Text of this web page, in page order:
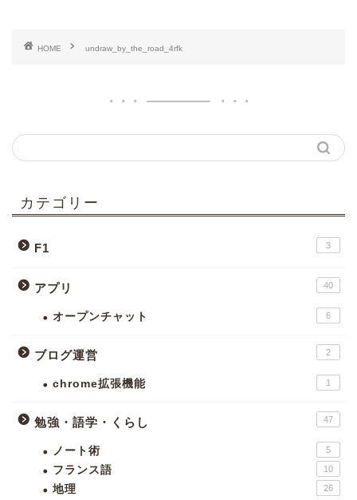
HOME undraw_by_the_road_4rfk
カテゴリー
F1 3
アプリ 40
オープンチャット 6
ブログ運営 2
chrome拡張機能 1
勉強・語学・くらし 47
ノート術 5
フランス語 10
地理 26